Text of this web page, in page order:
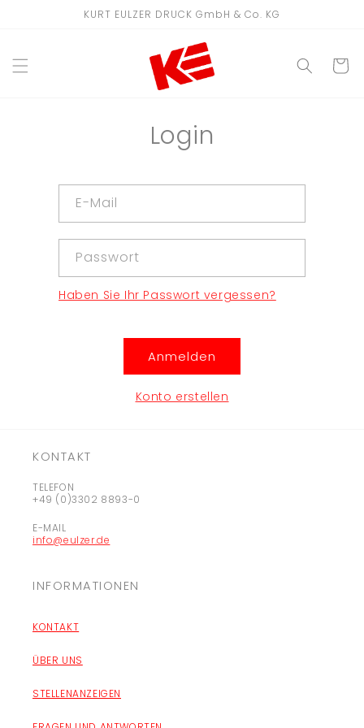
KURT EULZER DRUCK GmbH & Co. KG
Login
E-Mail
Passwort
Haben Sie Ihr Passwort vergessen?
Anmelden
Konto erstellen
KONTAKT
TELEFON
+49 (0)3302 8893-0
E-MAIL
info@eulzer.de
INFORMATIONEN
KONTAKT
ÜBER UNS
STELLENANZEIGEN